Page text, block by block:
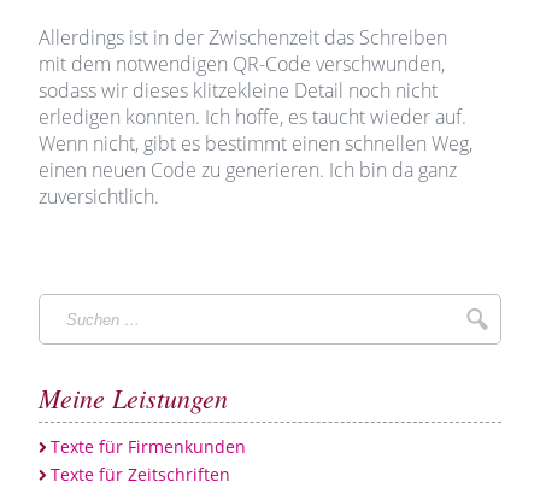
Allerdings ist in der Zwischenzeit das Schreiben
mit dem notwendigen QR-Code verschwunden,
sodass wir dieses klitzekleine Detail noch nicht
erledigen konnten. Ich hoffe, es taucht wieder auf.
Wenn nicht, gibt es bestimmt einen schnellen Weg,
einen neuen Code zu generieren. Ich bin da ganz
zuversichtlich.
Suchen
…
Meine Leistungen
Texte für Firmenkunden
Texte für Zeitschriften